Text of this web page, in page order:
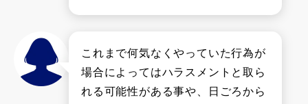
これまで何気なくやっていた行為が
場合によってはハラスメントと取ら
れる可能性がある事や、日ごろから